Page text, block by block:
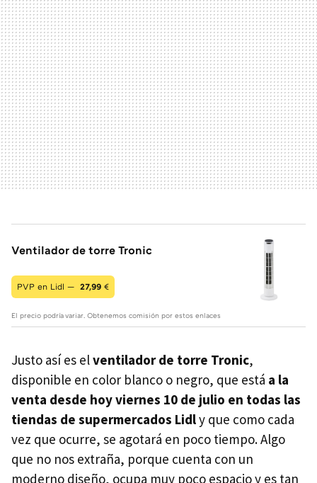
Ventilador de torre Tronic
PVP en Lidl — 27,99 €
El precio podría variar. Obtenemos comisión por estos enlaces
Justo así es elventilador de torre Tronic,
disponible en color blanco o negro, que está a la
venta desde hoy viernes 10 de julio en todas las
tiendas de supermercados Lidly que como cada
vez que ocurre, se agotará en poco tiempo. Algo
que no nos extraña, porque cuenta con un
moderno diseño, ocupa muy poco espacio y es tan